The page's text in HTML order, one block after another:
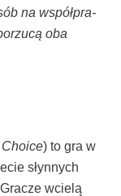
na współ­pra­
oba
Cho­ice) to gra w
słyn­nych
wcie­lą